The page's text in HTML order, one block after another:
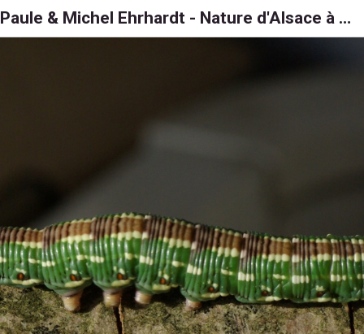
Paule & Michel Ehrhardt - Nature d'Alsace à 6, 8 et 1000 pattes